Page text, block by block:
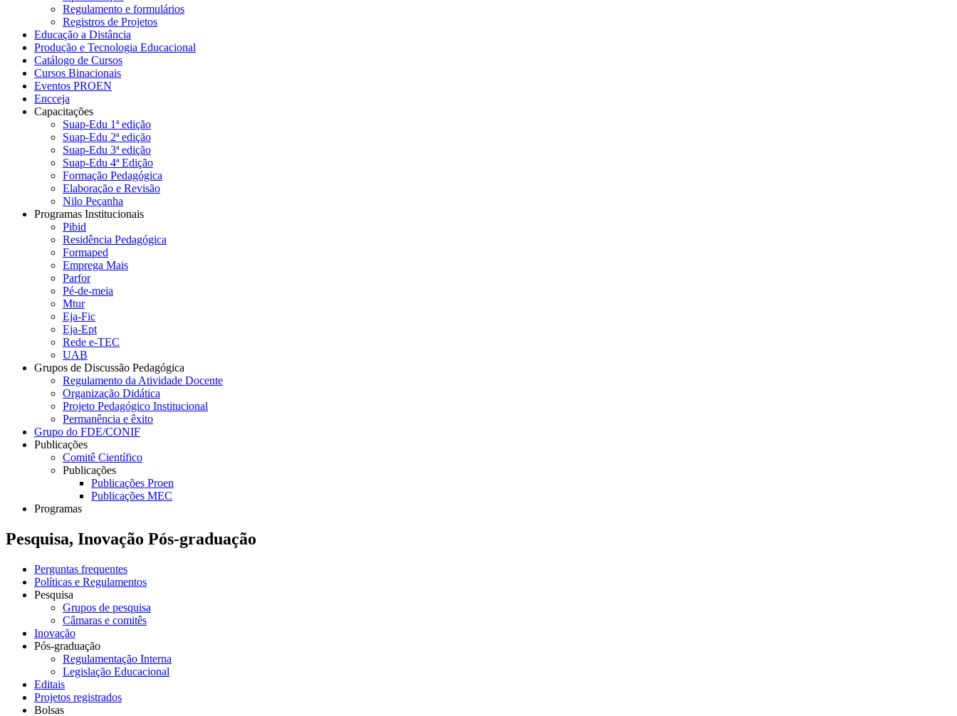
Regulamento e formulários
Registros de Projetos
Educação a Distância
Produção e Tecnologia Educacional
Catálogo de Cursos
Cursos Binacionais
Eventos PROEN
Encceja
Capacitações
Suap-Edu 1ª edição
Suap-Edu 2ª edição
Suap-Edu 3ª edição
Suap-Edu 4ª Edição
Formação Pedagógica
Elaboração e Revisão
Nilo Peçanha
Programas Institucionais
Pibid
Residência Pedagógica
Formaped
Emprega Mais
Parfor
Pé-de-meia
Mtur
Eja-Fic
Eja-Ept
Rede e-TEC
UAB
Grupos de Discussão Pedagógica
Regulamento da Atividade Docente
Organização Didática
Projeto Pedagógico Institucional
Permanência e êxito
Grupo do FDE/CONIF
Publicações
Comitê Científico
Publicações
Publicações Proen
Publicações MEC
Programas
Pesquisa, Inovação Pós-graduação
Perguntas frequentes
Políticas e Regulamentos
Pesquisa
Grupos de pesquisa
Câmaras e comitês
Inovação
Pós-graduação
Regulamentação Interna
Legislação Educacional
Editais
Projetos registrados
Bolsas